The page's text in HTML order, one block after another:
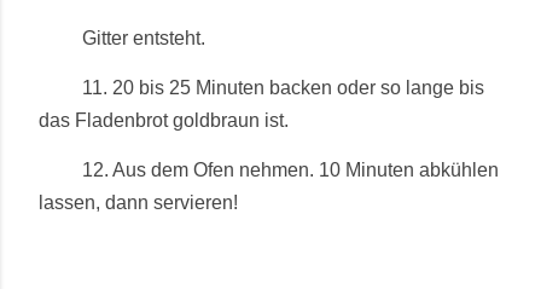
Gitter entsteht.
11. 20 bis 25 Minuten backen oder so lange bis
das Fladenbrot goldbraun ist.
12. Aus dem Ofen nehmen. 10 Minuten abkühlen
lassen, dann servieren!